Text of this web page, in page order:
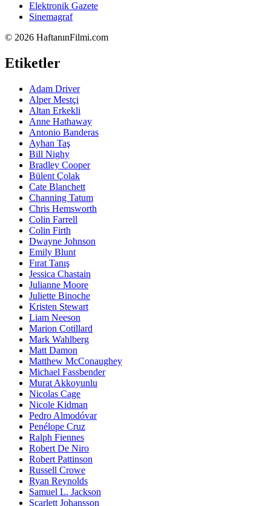
Elektronik Gazete
Sinemagraf
© 2026 HaftanınFilmi.com
Etiketler
Adam Driver
Alper Mestçi
Altan Erkekli
Anne Hathaway
Antonio Banderas
Ayhan Taş
Bill Nighy
Bradley Cooper
Bülent Çolak
Cate Blanchett
Channing Tatum
Chris Hemsworth
Colin Farrell
Colin Firth
Dwayne Johnson
Emily Blunt
Fırat Tanış
Jessica Chastain
Julianne Moore
Juliette Binoche
Kristen Stewart
Liam Neeson
Marion Cotillard
Mark Wahlberg
Matt Damon
Matthew McConaughey
Michael Fassbender
Murat Akkoyunlu
Nicolas Cage
Nicole Kidman
Pedro Almodóvar
Penélope Cruz
Ralph Fiennes
Robert De Niro
Robert Pattinson
Russell Crowe
Ryan Reynolds
Samuel L. Jackson
Scarlett Johansson